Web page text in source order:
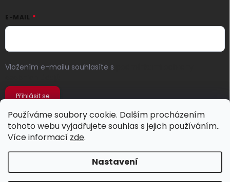
Používáme soubory cookie. Dalším procházením
tohoto webu vyjadřujete souhlas s jejich používáním..
Více informací zde.
Nastavení
E-MAIL
Vložením e-mailu souhlasíte s
Přihlásit se